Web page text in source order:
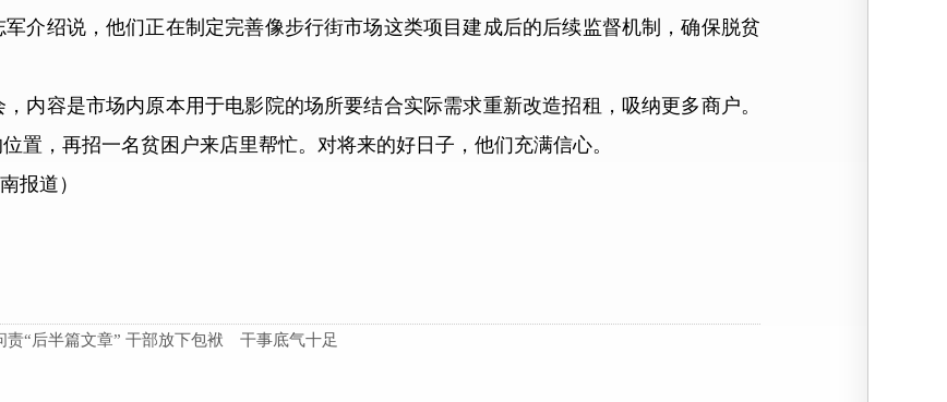
介绍说，他们正在制定完善像步行街市场这类项目建成后的后续监督机制，确保脱贫
容是市场内原本用于电影院的场所要结合实际需求重新改造招租，吸纳更多商户。
置，再招一名贫困户来店里帮忙。对将来的好日子，他们充满信心。
报道）
责“后半篇文章” 干部放下包袱 干事底气十足